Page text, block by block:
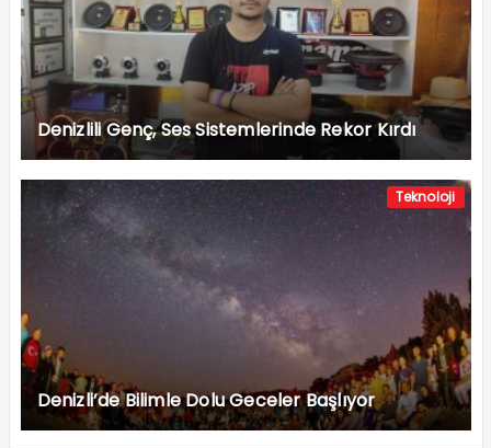
Denizlili Genç, Ses Sistemlerinde Rekor Kırdı
Teknoloji
Denizli’de Bilimle Dolu Geceler Başlıyor